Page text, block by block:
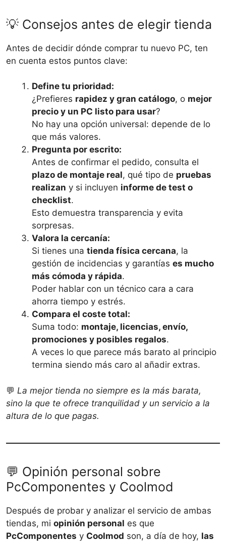
💡 Consejos antes de elegir tienda
Antes de decidir dónde comprar tu nuevo PC, ten
en cuenta estos puntos clave:
Define tu prioridad:
¿Prefieres rapidez y gran catálogo, o mejor
precio y un PC listo para usar?
No hay una opción universal: depende de lo
que más valores.
Pregunta por escrito:
Antes de confirmar el pedido, consulta el
plazo de montaje real, qué tipo de pruebas
realizan y si incluyen informe de test o
checklist.
Esto demuestra transparencia y evita
sorpresas.
Valora la cercanía:
Si tienes una tienda física cercana, la
gestión de incidencias y garantías es mucho
más cómoda y rápida.
Poder hablar con un técnico cara a cara
ahorra tiempo y estrés.
Compara el coste total:
Suma todo: montaje, licencias, envío,
promociones y posibles regalos.
A veces lo que parece más barato al principio
termina siendo más caro al añadir extras.
💬 La mejor tienda no siempre es la más barata,
sino la que te ofrece tranquilidad y un servicio a la
altura de lo que pagas.
💬 Opinión personal sobre
PcComponentes y Coolmod
Después de probar y analizar el servicio de ambas
tiendas, mi opinión personal es que
PcComponentes y Coolmod son, a día de hoy, las